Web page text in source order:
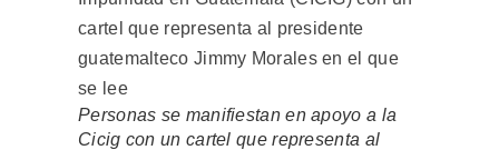
Personas se manifiestan en apoyo a la
Cicig con un cartel que representa al